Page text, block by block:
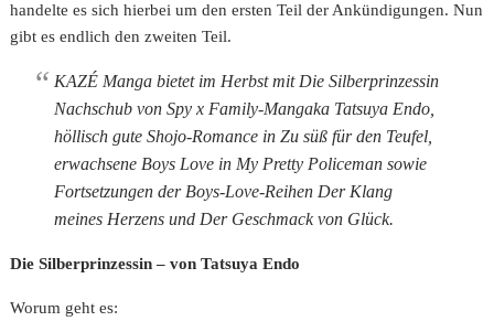
handelte es sich hierbei um den ersten Teil der Ankündigungen. Nun
gibt es endlich den zweiten Teil.
KAZÉ Manga bietet im Herbst mit Die Silberprinzessin
Nachschub von Spy x Family-Mangaka Tatsuya Endo,
höllisch gute Shojo-Romance in Zu süß für den Teufel,
erwachsene Boys Love in My Pretty Policeman sowie
Fortsetzungen der Boys-Love-Reihen Der Klang
meines Herzens und Der Geschmack von Glück.
Die Silberprinzessin – von Tatsuya Endo
Worum geht es: